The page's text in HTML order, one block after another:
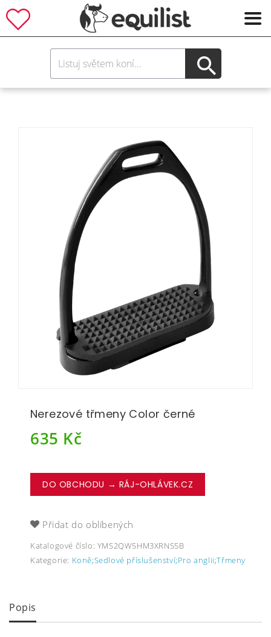
Nerezové třmeny Color černé
635 Kč
DO OBCHODU → RÁJ-OHLÁVEK.CZ
Přidat do oblíbených
Katalogové číslo: YMS2QW5HM3XRNS5B
Kategorie: Koně;Sedlové příslušenství;Pro anglii;Třmeny
Popis